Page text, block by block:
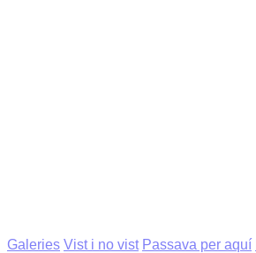
Galeries Vist i no vist Passava per aquí